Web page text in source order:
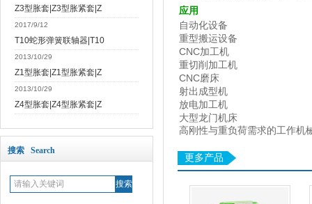
Z3型胀套|Z3型胀紧套|Z
2017/9/12
T10蛇形弹簧联轴器|T10
2013/10/29
Z1型胀套|Z1型胀紧套|Z
2013/10/29
Z4型胀套|Z4型胀紧套|Z
搜索 Search
应用
自动化设备
重型搬运设备
CNC加工机
重切削加工机
CNC磨床
射出成型机
放电加工机
大型龙门机床
高刚性与重负荷需求的工作机
更多产品